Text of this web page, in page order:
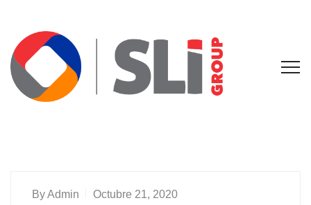
ByAdmin Octubre 21, 2020